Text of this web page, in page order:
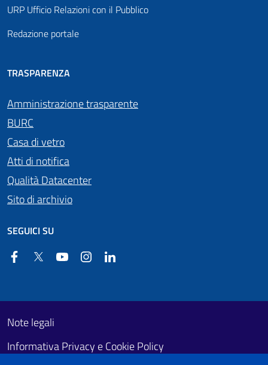
URP Ufficio Relazioni con il Pubblico
Redazione portale
TRASPARENZA
Amministrazione trasparente
BURC
Casa di vetro
Atti di notifica
Qualità Datacenter
Sito di archivio
SEGUICI SU
FacebookTwitter YouTube Instagram
Footer First
Useful links section
Note legali
Informativa Privacy e Cookie Policy